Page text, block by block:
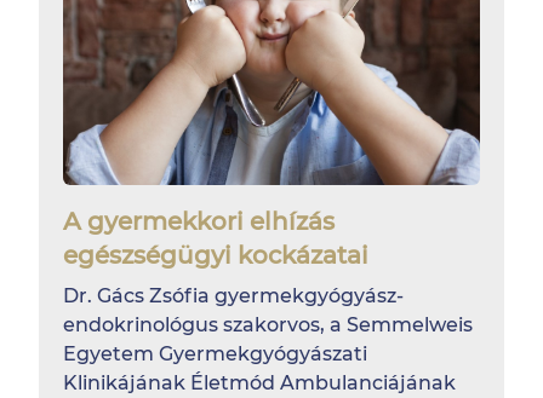
A gyermekkori elhízás
egészségügyi kockázatai
Dr. Gács Zsófia gyermekgyógyász-
endokrinológus szakorvos, a Semmelweis
Egyetem Gyermekgyógyászati
Klinikájának Életmód Ambulanciájának